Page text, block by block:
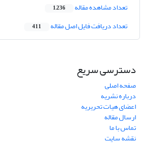
تعداد مشاهده مقاله 1,236
تعداد دریافت فایل اصل مقاله 411
دسترسی سریع
صفحه اصلی
درباره نشریه
اعضای هیات تحریریه
ارسال مقاله
تماس با ما
نقشه سایت